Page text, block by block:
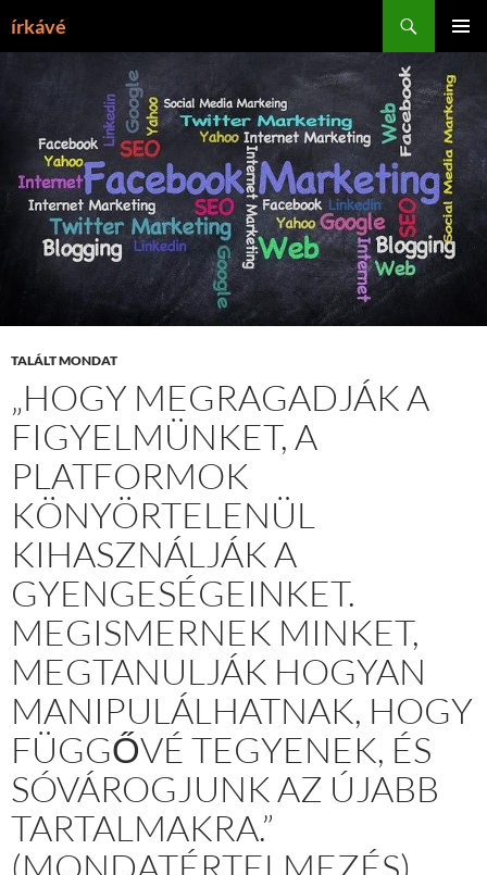
írkávé
MENÜ
TALÁLT MONDAT
„HOGY MEGRAGADJÁK A
FIGYELMÜNKET, A
PLATFORMOK
KÖNYÖRTELENÜL
KIHASZNÁLJÁK A
GYENGESÉGEINKET.
MEGISMERNEK MINKET,
MEGTANULJÁK HOGYAN
MANIPULÁLHATNAK, HOGY
FÜGGŐVÉ TEGYENEK, ÉS
SÓVÁROGJUNK AZ ÚJABB
TARTALMAKRA.”